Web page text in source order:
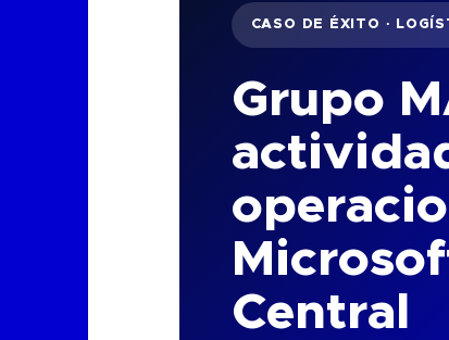
CASO DE ÉXITO ·
Grupo
Central